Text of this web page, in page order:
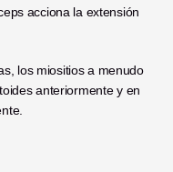
acciona la extensión
los miositios a menudo
anteriormente y en